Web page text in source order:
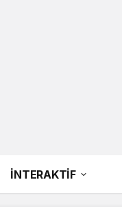
İNTERAKTİF